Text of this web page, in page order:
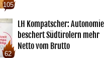
105
62
LH Kompatscher: Autonomie
beschert Südtirolern mehr
Netto vom Brutto